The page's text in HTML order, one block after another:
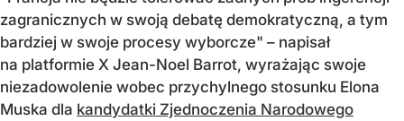
zagranicznych w swoją debatę demokratyczną, a tym
bardziej w swoje procesy wyborcze" – napisał
na platformie X Jean-Noel Barrot, wyrażając swoje
niezadowolenie wobec przychylnego stosunku Elona
Muska dla kandydatki Zjednoczenia Narodowego